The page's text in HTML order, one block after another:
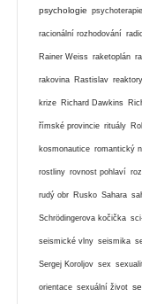
psychologie psychoterapie
racionální rozhodování
Rainer Weiss raketoplán
rakovina Rastislav
krize Richard Dawkins
římské provincie rituály
kosmonautice romantický
rostliny rovnost pohlaví
rudý obr Rusko Sahara
Schrödingerova kočička
seismické vlny seismika
Sergej Koroljov sex
orientace sexuální život